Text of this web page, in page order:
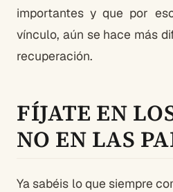
importantes y que por
vínculo, aún se hace más
recuperación.
FÍJATE EN
NO EN LAS
Ya sabéis lo que siempre